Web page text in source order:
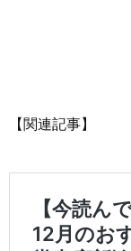
【関連記事】